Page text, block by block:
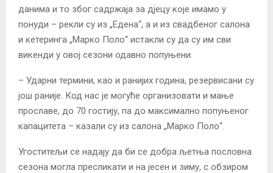
данима и то због садржаја за дјецу које имамо у
понуди – рекли су из „Едена“, а и из свадбеног салона
и кетеринга „Марко Поло“ истакли су да су им сви
викенди у овој сезони одавно попуњени.
– Ударни термини, као и ранијих година, резервисани су
још раније. Код нас је могуће организовати и мање
прославе, до 70 гостију, па до максимално попуњеног
капацитета – казали су из салона „Марко Поло“.
Угоститељи се надају да би се добра љетња пословна
сезона могла пресликати и на јесен и зиму, с обзиром